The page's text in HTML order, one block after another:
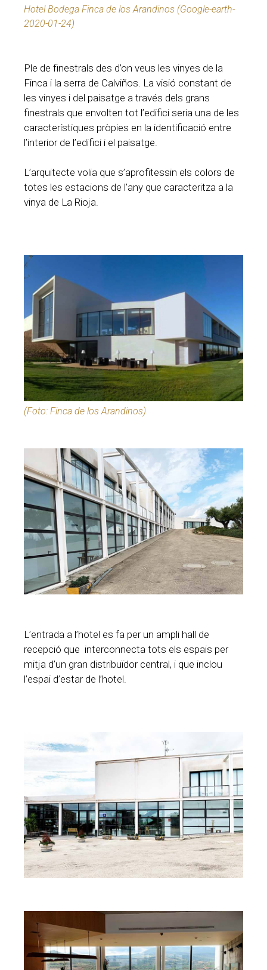
Hotel Bodega Finca de los Arandinos (Google-earth-
2020-01-24)
Ple de finestrals des d’on veus les vinyes de la
Finca i la serra de Calviños. La visió constant de
les vinyes i del paisatge a través dels grans
finestrals que envolten tot l’edifici seria una de les
característiques pròpies en la identificació entre
l’interior de l’edifici i el paisatge.
L’arquitecte volia que s’aprofitessin els colors de
totes les estacions de l’any que caracteritza a la
vinya de La Rioja.
(Foto: Finca de los Arandinos)
L’entrada a l’hotel es fa per un ampli hall de
recepció que interconnecta tots els espais per
mitja d’un gran distribuïdor central, i que inclou
l’espai d’estar de l’hotel.